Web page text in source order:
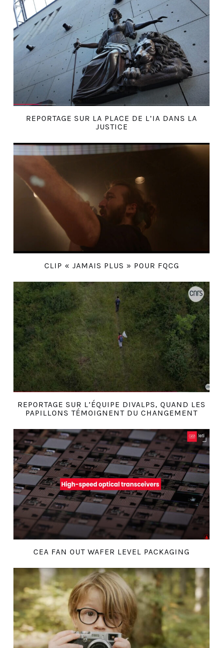
REPORTAGE SUR LA PLACE DE L’IA DANS LA
JUSTICE
CLIP « JAMAIS PLUS » POUR FQCG
REPORTAGE SUR L’ÉQUIPE DIVALPS, QUAND LES
PAPILLONS TÉMOIGNENT DU CHANGEMENT
CEA FAN OUT WAFER LEVEL PACKAGING